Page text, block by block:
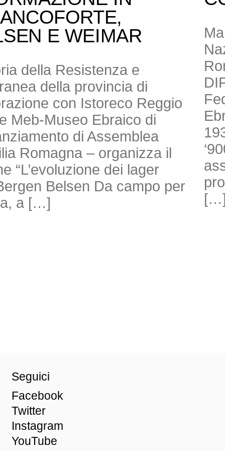
E WEIMAR
della Resistenza e
della provincia di
con Istoreco Reggio
Meb-Museo Ebraico di
di Assemblea
Romagna – organizza il
“L’evoluzione dei lager
Belsen Da campo per
a […]
Seguici
Facebook
Twitter
Instagram
YouTube